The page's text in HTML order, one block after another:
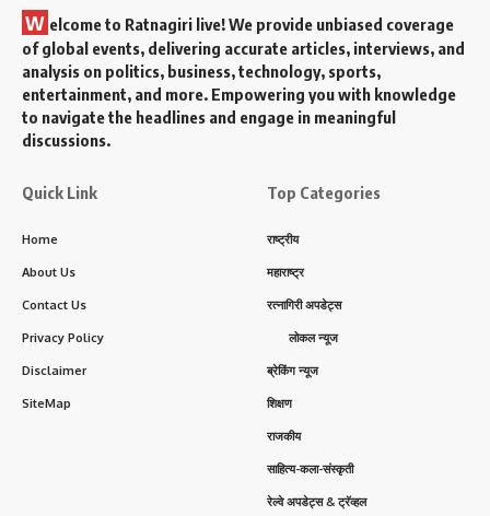
W elcome to Ratnagiri live! We provide unbiased coverage
of global events, delivering accurate articles, interviews, and
analysis on politics, business, technology, sports,
entertainment, and more. Empowering you with knowledge
to navigate the headlines and engage in meaningful
discussions.
Quick Link
Home
About Us
Contact Us
Privacy Policy
Disclaimer
SiteMap
Top Categories
राष्ट्रीय
महाराष्ट्र
रत्नागिरी अपडेट्स
लोकल न्यूज
ब्रेकिंग न्यूज
शिक्षण
राजकीय
साहित्य-कला-संस्कृती
रेल्वे अपडेट्स & ट्रॅव्हल